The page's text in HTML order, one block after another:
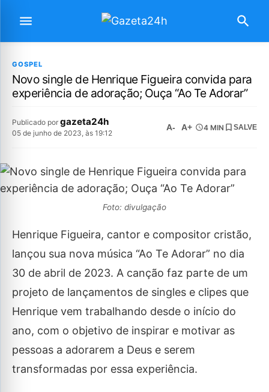
GOSPEL
Novo single de Henrique Figueira convida para
experiência de adoração; Ouça “Ao Te Adorar”
Publicado por gazeta24h
05 de junho de 2023, às 19:12
A- A+ 4 MIN SALVE
Foto: divulgação
Henrique Figueira, cantor e compositor cristão,
lançou sua nova música “Ao Te Adorar” no dia
30 de abril de 2023. A canção faz parte de um
projeto de lançamentos de singles e clipes que
Henrique vem trabalhando desde o início do
ano, com o objetivo de inspirar e motivar as
pessoas a adorarem a Deus e serem
transformadas por essa experiência.